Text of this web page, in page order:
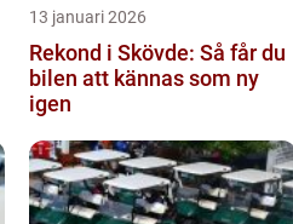
13 januari 2026
Rekond i Skövde: Så får du
bilen att kännas som ny
igen